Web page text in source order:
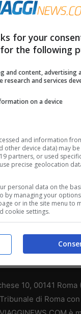
tra Enit –
la
tra l’Agenzia e
italia.
10, 00141
di Roma
for your
the following
and content, advertising
research and services
on a device
and information
other device data) may
partners, or used
precise geolocation
personal data on the
by managing your
or in the site menu to
cookie settings.